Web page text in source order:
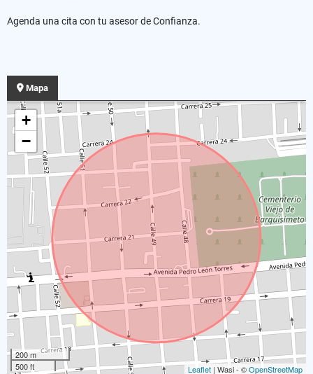
Agenda una cita con tu asesor de Confianza.
Mapa
+
−
200 m
500 ft
Leaflet | Wasi - ©OpenStreetMap